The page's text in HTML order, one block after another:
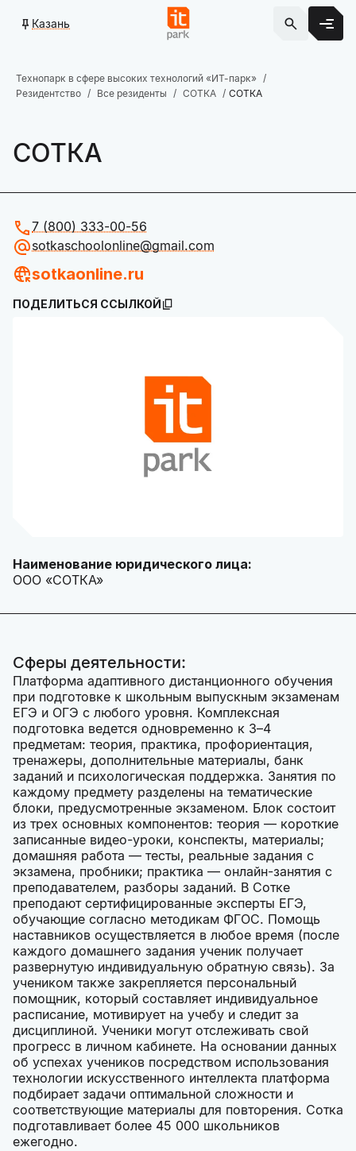
Казань
Технопарк в сфере высоких технологий «ИТ-парк»
Резидентство
Все резиденты СОТКА СОТКА
СОТКА
7 (800) 333-00-56
sotkaschoolonline@gmail.com
sotkaonline.ru
ПОДЕЛИТЬСЯ ССЫЛКОЙ
Наименование юридического лица:
ООО «СОТКА»
Сферы деятельности:
Платформа адаптивного дистанционного обучения
при подготовке к школьным выпускным экзаменам
ЕГЭ и ОГЭ с любого уровня. Комплексная
подготовка ведется одновременно к 3–4
предметам: теория, практика, профориентация,
тренажеры, дополнительные материалы, банк
заданий и психологическая поддержка. Занятия по
каждому предмету разделены на тематические
блоки, предусмотренные экзаменом. Блок состоит
из трех основных компонентов: теория — короткие
записанные видео-уроки, конспекты, материалы;
домашняя работа — тесты, реальные задания с
экзамена, пробники; практика — онлайн-занятия с
преподавателем, разборы заданий. В Сотке
преподают сертифицированные эксперты ЕГЭ,
обучающие согласно методикам ФГОС. Помощь
наставников осуществляется в любое время (после
каждого домашнего задания ученик получает
развернутую индивидуальную обратную связь). За
учеником также закрепляется персональный
помощник, который составляет индивидуальное
расписание, мотивирует на учебу и следит за
дисциплиной. Ученики могут отслеживать свой
прогресс в личном кабинете. На основании данных
об успехах учеников посредством использования
технологии искусственного интеллекта платформа
подбирает задачи оптимальной сложности и
соответствующие материалы для повторения. Сотка
подготавливает более 45 000 школьников
ежегодно.